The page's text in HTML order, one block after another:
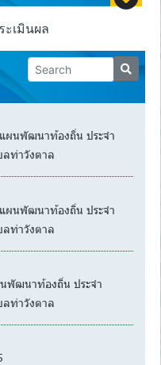
ะเมินผล
ผนพัฒนาท้องถิ่น ประจำ
ท่าวังตาล
ผนพัฒนาท้องถิ่น ประจำ
ท่าวังตาล
นพัฒนาท้องถิ่น ประจำ
ท่าวังตาล